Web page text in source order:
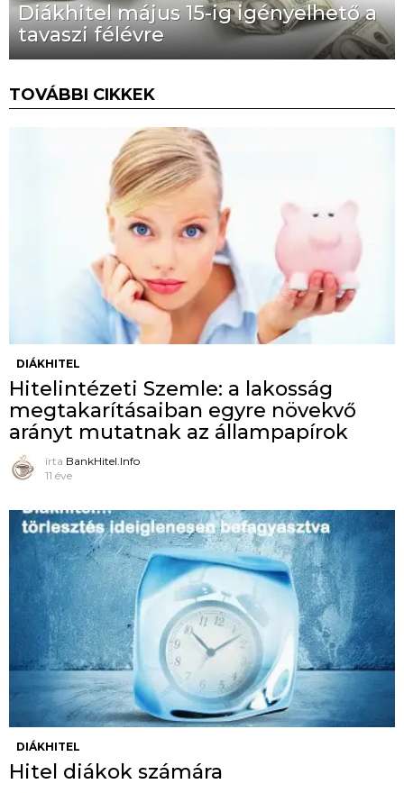
Diákhitel május 15-ig igényelhető a
tavaszi félévre
TOVÁBBI CIKKEK
DIÁKHITEL
Hitelintézeti Szemle: a lakosság
megtakarításaiban egyre növekvő
arányt mutatnak az állampapírok
írta BankHitel.Info
11 éve
DIÁKHITEL
Hitel diákok számára